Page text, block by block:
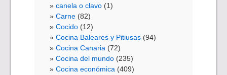
canela o clavo (1)
Carne (82)
Cocido (12)
Cocina Baleares y Pitiusas (94)
Cocina Canaria (72)
Cocina del mundo (235)
Cocina económica (409)